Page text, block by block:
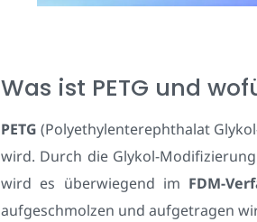
Was ist PETG und
PETG (Polyethylenterephthalat
wird. Durch die Glykol-
wird es überwiegend im FDM-
aufgeschmolzen und aufgetragen